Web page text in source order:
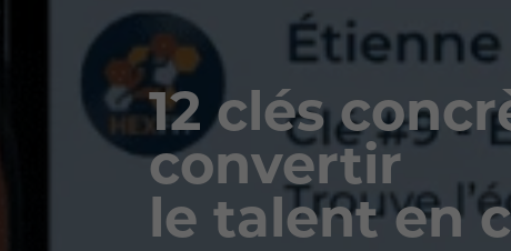
12 clés
convertir
le talent en